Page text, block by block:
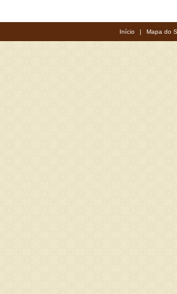
Início | Mapa do